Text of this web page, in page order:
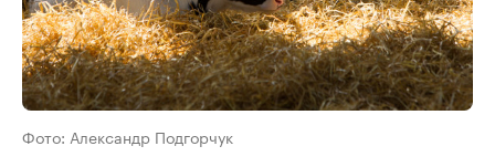
Фото: Александр Подгорчук